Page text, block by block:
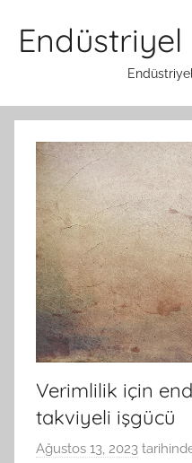
atla
Verimlilik için
takviyeli işgücü
Ağustos 13, 2023